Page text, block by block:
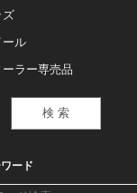
ズ
ール
ーラー専売品
ード